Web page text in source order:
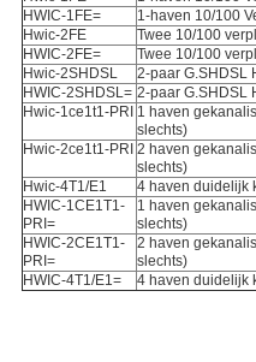
HWIC-1FE=
1-haven 10/100
Hwic-2FE
Twee 10/100
HWIC-2FE=
Twee 10/100
Hwic-2SHDSL
2-paar G.SHDSL
HWIC-2SHDSL= 2-paar G.SHDSL
Hwic-1ce1t1-PRI 1 haven
slechts)
Hwic-2ce1t1-PRI 2 haven
slechts)
Hwic-4T1/E1
4 haven duidelijk
HWIC-1CE1T1-
PRI=
1 haven
slechts)
HWIC-2CE1T1-
PRI=
2 haven
slechts)
HWIC-4T1/E1=
4 haven duidelijk